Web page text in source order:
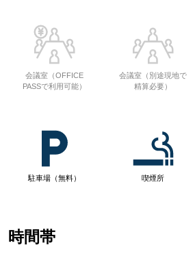
会議室（OFFICE
PASSで利用可能）
会議室（別途現地で
精算必要）
駐車場（無料） 喫煙所
時間帯